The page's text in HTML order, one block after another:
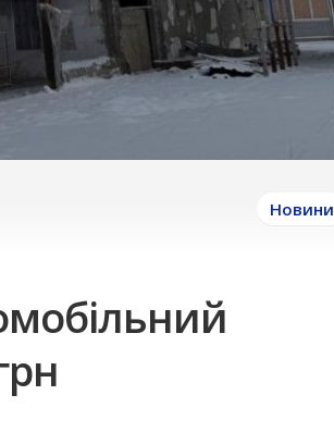
Новини